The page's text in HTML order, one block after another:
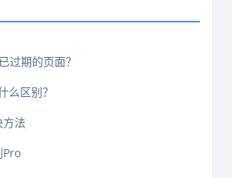
过期的页面？
么区别？
法
Pro